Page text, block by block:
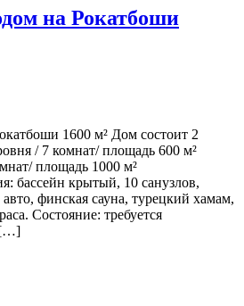
на Рокатбоши
1600 м² Дом состоит 2
/ 7 комнат/ площадь 600 м²
площадь 1000 м²
бассейн крытый, 10 санузлов,
авто, финская сауна, турецкий хамам,
Состояние: требуется
[…]